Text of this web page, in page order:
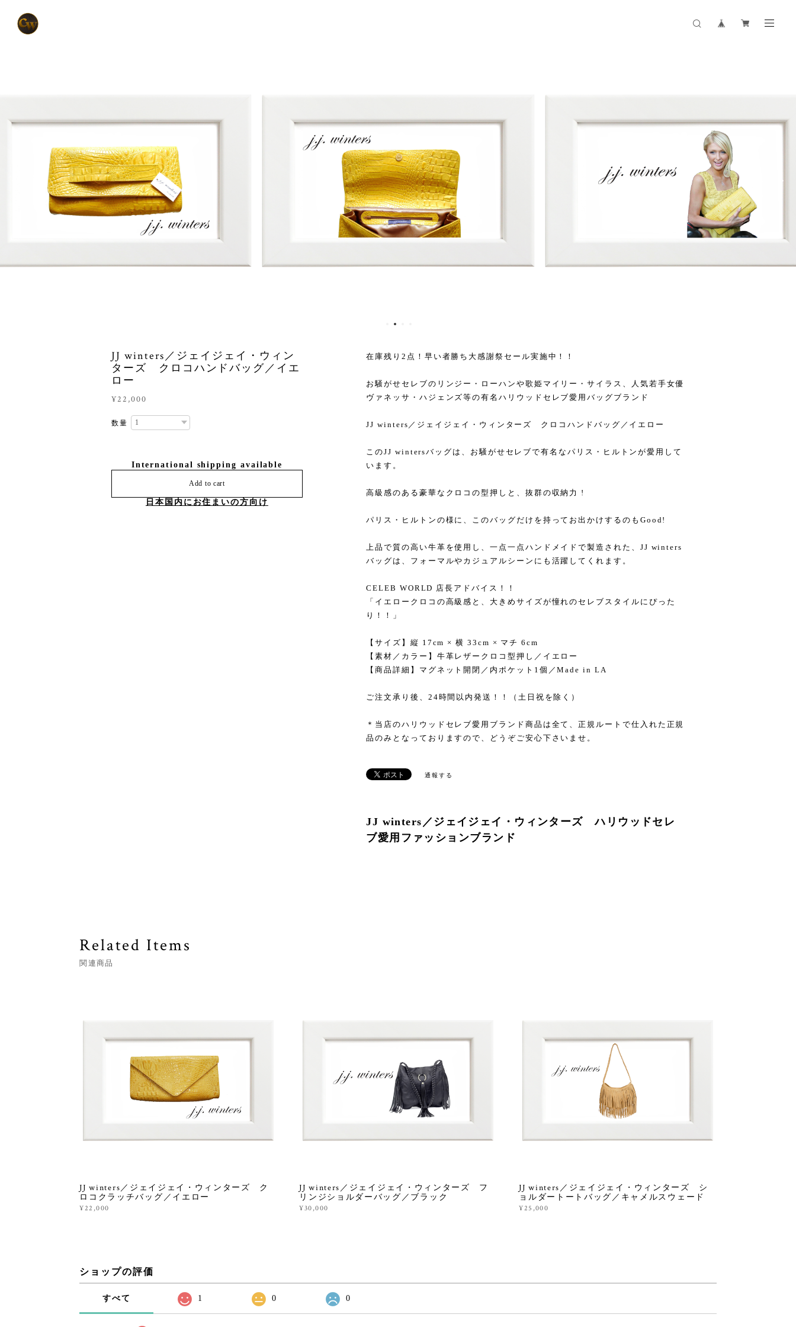
JJ winters／ジェイジェイ・ウィン
ターズ クロコハンドバッグ／イエ
ロー
¥22,000
数量
International shipping available
Add to cart
日本国内にお住まいの方向け
在庫残り2点！早い者勝ち大感謝祭セール実施中！！
お騒がせセレブのリンジー・ローハンや歌姫マイリー・サイラス、人気若手女優
ヴァネッサ・ハジェンズ等の有名ハリウッドセレブ愛用バッグブランド
JJ winters／ジェイジェイ・ウィンターズ クロコハンドバッグ／イエロー
このJJ wintersバッグは、お騒がせセレブで有名なパリス・ヒルトンが愛用して
います。
高級感のある豪華なクロコの型押しと、抜群の収納力 !
パリス・ヒルトンの様に、このバッグだけを持ってお出かけするのもGood!
上品で質の高い牛革を使用し、一点一点ハンドメイドで製造された、JJ winters
バッグは、フォーマルやカジュアルシーンにも活躍してくれます。
CELEB WORLD 店長アドバイス！！
「イエロークロコの高級感と、大きめサイズが憧れのセレブスタイルにぴった
り！！」
【サイズ】縦 17cm × 横 33cm × マチ 6cm
【素材／カラー】牛革レザークロコ型押し／イエロー
【商品詳細】マグネット開閉／内ポケット1個／Made in LA
ご注文承り後、24時間以内発送！！（土日祝を除く）
＊当店のハリウッドセレブ愛用ブランド商品は全て、正規ルートで仕入れた正規
品のみとなっておりますので、どうぞご安心下さいませ。
通報する
JJ winters／ジェイジェイ・ウィンターズ ハリウッドセレ
ブ愛用ファッションブランド
Related Items
関連商品
JJ winters／ジェイジェイ・ウィンターズ ク
ロコクラッチバッグ／イエロー
¥22,000
JJ winters／ジェイジェイ・ウィンターズ フ
リンジショルダーバッグ／ブラック
¥30,000
JJ winters／ジェイジェイ・ウィンターズ シ
ョルダートートバッグ／キャメルスウェード
¥25,000
ショップの評価
すべて 1 0 0